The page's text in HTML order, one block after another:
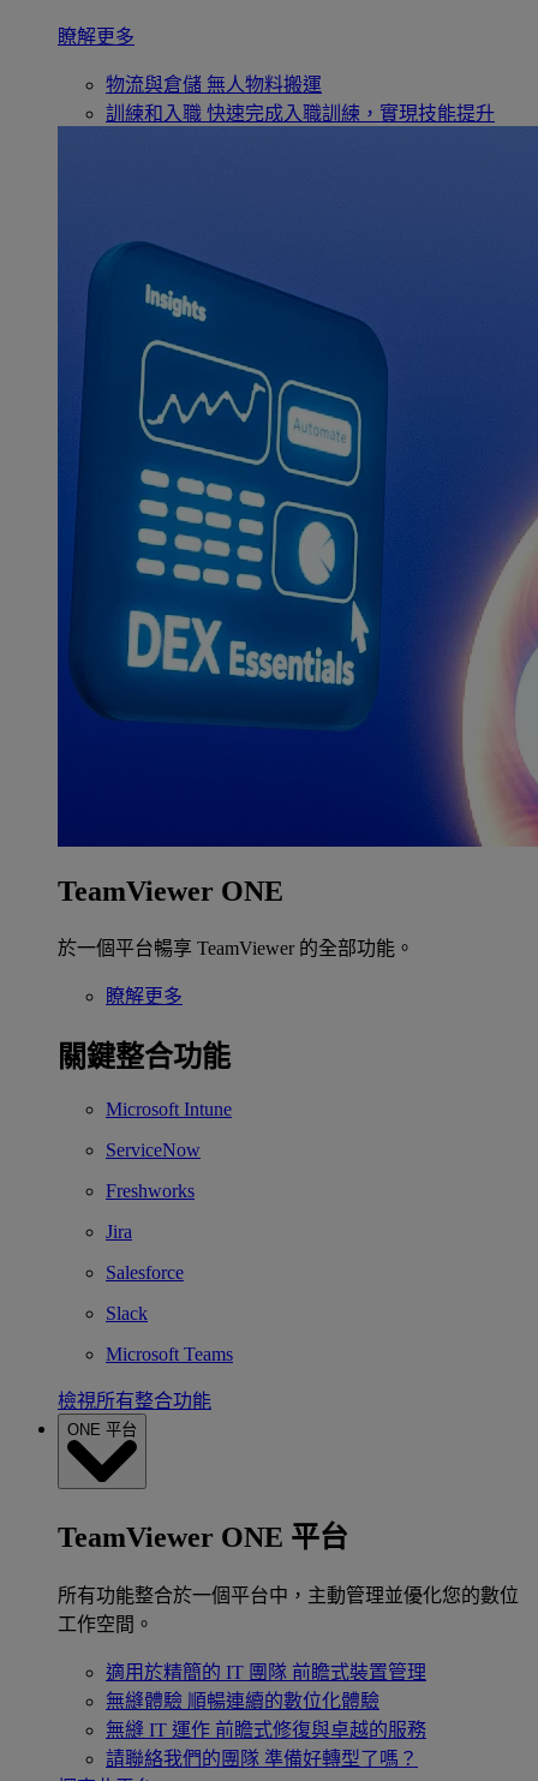
瞭解更多
物流與倉儲 無人物料搬運
訓練和入職 快速完成入職訓練，實現技能提升
TeamViewer ONE
於一個平台暢享 TeamViewer 的全部功能。
瞭解更多
關鍵整合功能
Microsoft Intune
ServiceNow
Freshworks
Jira
Salesforce
Slack
Microsoft Teams
檢視所有整合功能
ONE 平台
TeamViewer ONE 平台
所有功能整合於一個平台中，主動管理並優化您的數位
工作空間。
適用於精簡的 IT 團隊 前瞻式裝置管理
無縫體驗 順暢連續的數位化體驗
無縫 IT 運作 前瞻式修復與卓越的服務
請聯絡我們的團隊 準備好轉型了嗎？